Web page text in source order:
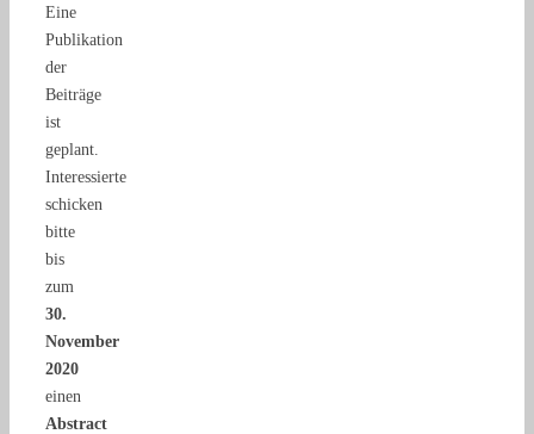
Eine
Publikation
der
Beiträge
ist
geplant.
Interessierte
schicken
bitte
bis
zum
30.
November
2020
einen
Abstract